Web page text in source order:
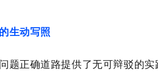
生动写照
题正确道路提供了无可辩驳的实